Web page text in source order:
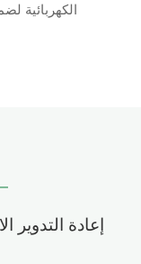
الكهربائية
إعادة التدوير